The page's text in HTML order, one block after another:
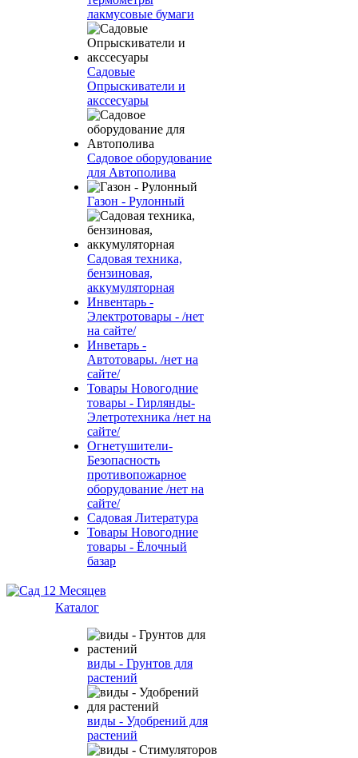
лакмусовые бумаги
Садовые
Опрыскиватели и
акссесуары
Садовое оборудование
для Автополива
Газон - Рулонный
Садовая техника,
бензиновая,
аккумуляторная
Инвентарь -
Электротовары - /нет
на сайте/
Инветарь -
Автотовары. /нет на
сайте/
Товары Новогодние
товары - Гирлянды-
Элетротехника /нет на
сайте/
Огнетушители-
Безопасность
противопожарное
оборудование /нет на
сайте/
Садовая Литература
Товары Новогодние
товары - Ёлочный
базар
Каталог
виды - Грунтов для
растений
виды - Удобрений для
растений